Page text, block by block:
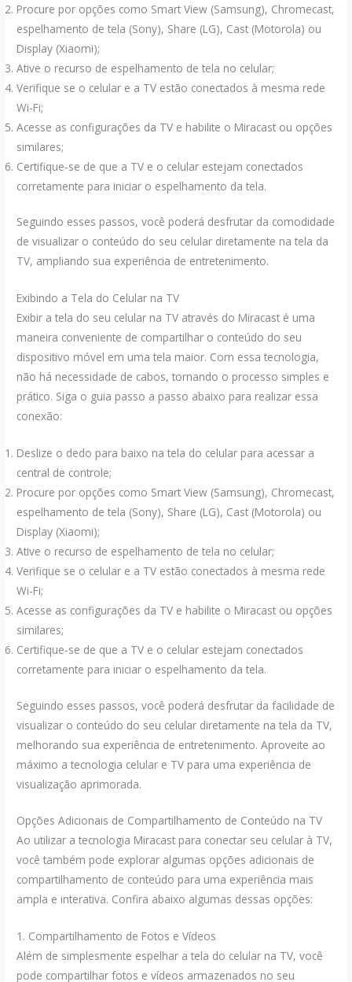
Procure por opções como Smart View (Samsung), Chromecast,
espelhamento de tela (Sony), Share (LG), Cast (Motorola) ou
Display (Xiaomi);
Ative o recurso de espelhamento de tela no celular;
Verifique se o celular e a TV estão conectados à mesma rede
Wi-Fi;
Acesse as configurações da TV e habilite o Miracast ou opções
similares;
Certifique-se de que a TV e o celular estejam conectados
corretamente para iniciar o espelhamento da tela.
Seguindo esses passos, você poderá desfrutar da comodidade
de visualizar o conteúdo do seu celular diretamente na tela da
TV, ampliando sua experiência de entretenimento.
Exibindo a Tela do Celular na TV
Exibir a tela do seu celular na TV através do Miracast é uma
maneira conveniente de compartilhar o conteúdo do seu
dispositivo móvel em uma tela maior. Com essa tecnologia,
não há necessidade de cabos, tornando o processo simples e
prático. Siga o guia passo a passo abaixo para realizar essa
conexão:
Deslize o dedo para baixo na tela do celular para acessar a
central de controle;
Procure por opções como Smart View (Samsung), Chromecast,
espelhamento de tela (Sony), Share (LG), Cast (Motorola) ou
Display (Xiaomi);
Ative o recurso de espelhamento de tela no celular;
Verifique se o celular e a TV estão conectados à mesma rede
Wi-Fi;
Acesse as configurações da TV e habilite o Miracast ou opções
similares;
Certifique-se de que a TV e o celular estejam conectados
corretamente para iniciar o espelhamento da tela.
Seguindo esses passos, você poderá desfrutar da facilidade de
visualizar o conteúdo do seu celular diretamente na tela da TV,
melhorando sua experiência de entretenimento. Aproveite ao
máximo a tecnologia celular e TV para uma experiência de
visualização aprimorada.
Opções Adicionais de Compartilhamento de Conteúdo na TV
Ao utilizar a tecnologia Miracast para conectar seu celular à TV,
você também pode explorar algumas opções adicionais de
compartilhamento de conteúdo para uma experiência mais
ampla e interativa. Confira abaixo algumas dessas opções:
1. Compartilhamento de Fotos e Vídeos
Além de simplesmente espelhar a tela do celular na TV, você
pode compartilhar fotos e vídeos armazenados no seu